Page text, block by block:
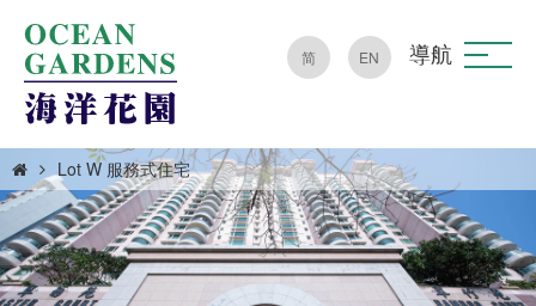
简 EN 導航
Lot W 服務式住宅